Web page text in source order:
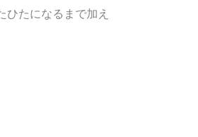
たになるまで加え